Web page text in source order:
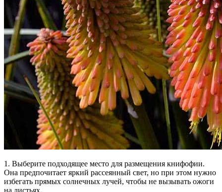
1. Выберите подходящее место для размещения книфофии.
Она предпочитает яркий рассеянный свет, но при этом нужно
избегать прямых солнечных лучей, чтобы не вызывать ожоги
на листьях.